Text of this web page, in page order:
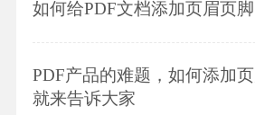
如何给PDF文档添加页眉页
PDF产品的难题，如何添加
就来告诉大家